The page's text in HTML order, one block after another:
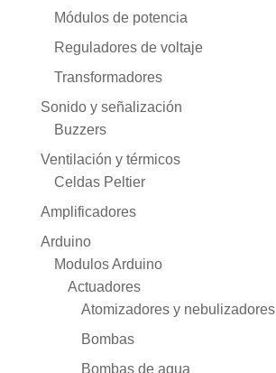
Módulos de potencia
Reguladores de voltaje
Transformadores
Sonido y señalización
Buzzers
Ventilación y térmicos
Celdas Peltier
Amplificadores
Arduino
Modulos Arduino
Actuadores
Atomizadores y nebulizadores
Bombas
Bombas de agua